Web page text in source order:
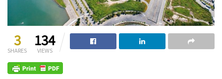
3
SHARES
134
VIEWS